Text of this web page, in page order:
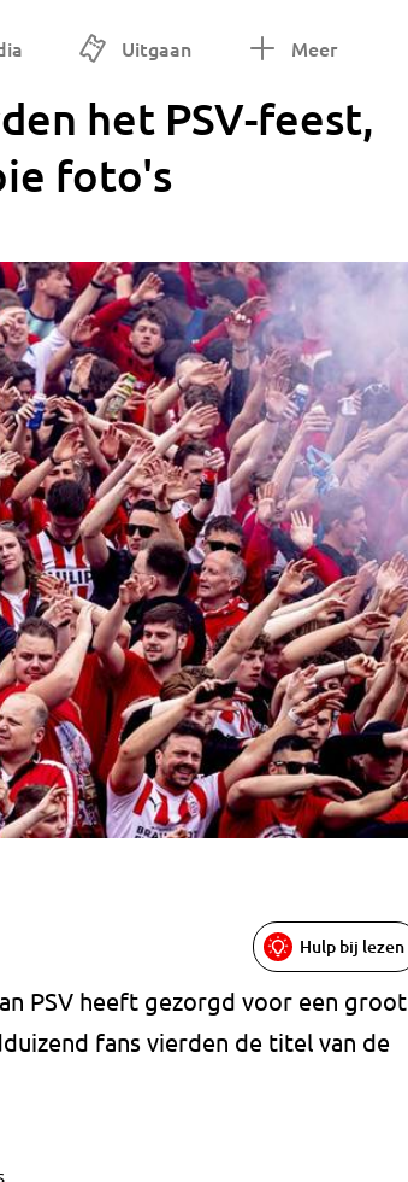
Uitgaan Meer
het PSV-feest,
foto's
Hulp bij lezen
PSV heeft gezorgd voor een groot
fans vierden de titel van de